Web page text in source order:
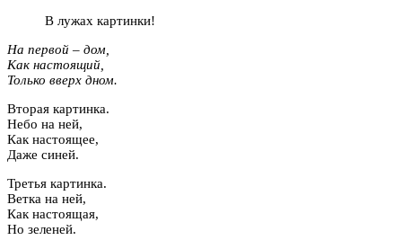
В лужах картинки!
На первой – дом,
Как настоящий,
Только вверх дном.
Вторая картинка.
Небо на ней,
Как настоящее,
Даже синей.
Третья картинка.
Ветка на ней,
Как настоящая,
Но зеленей.